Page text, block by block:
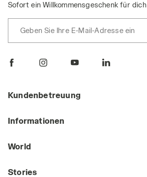
Sofort ein Willkommensgeschenk für dich
Geben Sie Ihre E-Mail-Adresse ein
Kundenbetreuung
Informationen
World
Stories